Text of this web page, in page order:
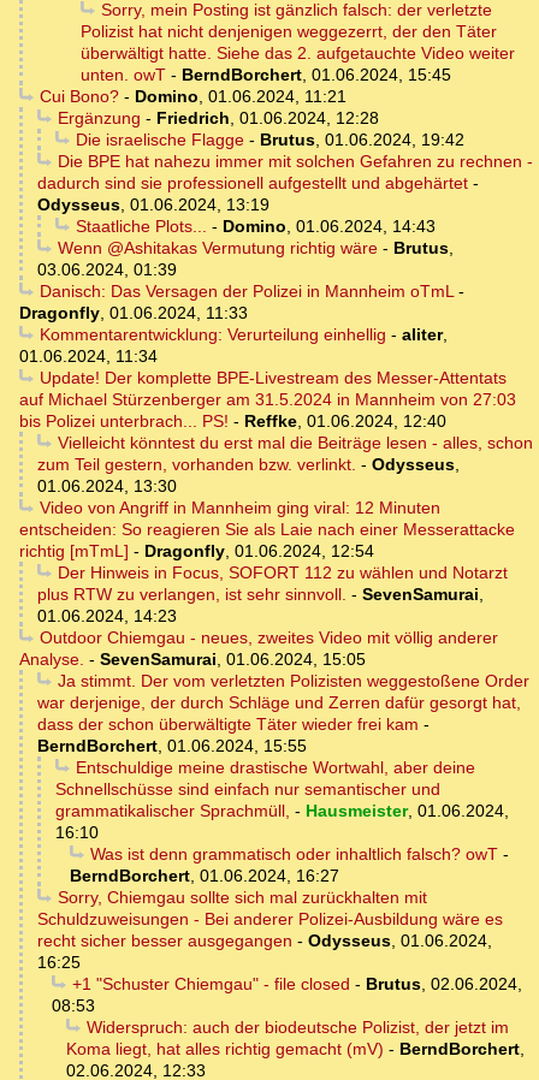
Sorry, mein Posting ist gänzlich falsch: der verletzte
Polizist hat nicht denjenigen weggezerrt, der den Täter
überwältigt hatte. Siehe das 2. aufgetauchte Video weiter
unten. owT - BerndBorchert, 01.06.2024, 15:45
Cui Bono?- Domino, 01.06.2024, 11:21
Ergänzung - Friedrich, 01.06.2024, 12:28
Die israelische Flagge- Brutus, 01.06.2024, 19:42
Die BPE hat nahezu immer mit solchen Gefahren zu rechnen -
dadurch sind sie professionell aufgestellt und abgehärtet -
Odysseus, 01.06.2024, 13:19
Staatliche Plots... - Domino, 01.06.2024, 14:43
Wenn @Ashitakas Vermutung richtig wäre- Brutus,
03.06.2024, 01:39
Danisch: Das Versagen der Polizei in Mannheim oTmL-
Dragonfly, 01.06.2024, 11:33
Kommentarentwicklung: Verurteilung einhellig - aliter,
01.06.2024, 11:34
Update! Der komplette BPE-Livestream des Messer-Attentats
auf Michael Stürzenberger am 31.5.2024 in Mannheim von 27:03
bis Polizei unterbrach... PS! - Reffke, 01.06.2024, 12:40
Vielleicht könntest du erst mal die Beiträge lesen - alles, schon
zum Teil gestern, vorhanden bzw. verlinkt. - Odysseus,
01.06.2024, 13:30
Video von Angriff in Mannheim ging viral: 12 Minuten
entscheiden: So reagieren Sie als Laie nach einer Messerattacke
richtig [mTmL] - Dragonfly, 01.06.2024, 12:54
Der Hinweis in Focus, SOFORT 112 zu wählen und Notarzt
plus RTW zu verlangen, ist sehr sinnvoll. - SevenSamurai,
01.06.2024, 14:23
Outdoor Chiemgau - neues, zweites Video mit völlig anderer
Analyse. - SevenSamurai, 01.06.2024, 15:05
Ja stimmt. Der vom verletzten Polizisten weggestoßene Order
war derjenige, der durch Schläge und Zerren dafür gesorgt hat,
dass der schon überwältigte Täter wieder frei kam -
BerndBorchert, 01.06.2024, 15:55
Entschuldige meine drastische Wortwahl, aber deine
Schnellschüsse sind einfach nur semantischer und
grammatikalischer Sprachmüll, - Hausmeister, 01.06.2024,
16:10
Was ist denn grammatisch oder inhaltlich falsch? owT-
BerndBorchert, 01.06.2024, 16:27
Sorry, Chiemgau sollte sich mal zurückhalten mit
Schuldzuweisungen - Bei anderer Polizei-Ausbildung wäre es
recht sicher besser ausgegangen - Odysseus, 01.06.2024,
16:25
+1 "Schuster Chiemgau" - file closed - Brutus, 02.06.2024,
08:53
Widerspruch: auch der biodeutsche Polizist, der jetzt im
Koma liegt, hat alles richtig gemacht (mV) - BerndBorchert,
02.06.2024, 12:33